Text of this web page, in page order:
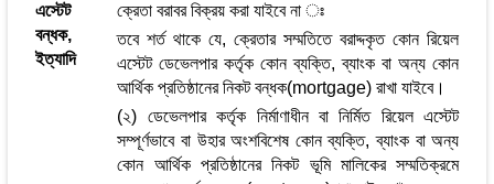
এস্টেট
বন্ধক,
ইত্যাদি
ক্রেতা বরাবর বিক্রয় করা যাইবে না ঃ
তবে শর্ত থাকে যে, ক্রেতার সম্মতিতে বরাদ্দকৃত কোন রিয়েল
এস্টেট ডেভেলপার কর্তৃক কোন ব্যক্তি, ব্যাংক বা অন্য কোন
আর্থিক প্রতিষ্ঠানের নিকট বন্ধক(mortgage) রাখা যাইবে।
(২) ডেভেলপার কর্তৃক নির্মাণাধীন বা নির্মিত রিয়েল এস্টেট
সম্পূর্ণভাবে বা উহার অংশবিশেষ কোন ব্যক্তি, ব্যাংক বা অন্য
কোন আর্থিক প্রতিষ্ঠানের নিকট ভূমি মালিকের সম্মতিক্রমে